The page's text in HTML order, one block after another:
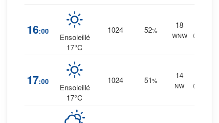
16:00
Ensoleillé
17°C
1024 52%
18
WNW
0 mm.
17:00
Ensoleillé
17°C
1024 51%
14
NW
0 mm.